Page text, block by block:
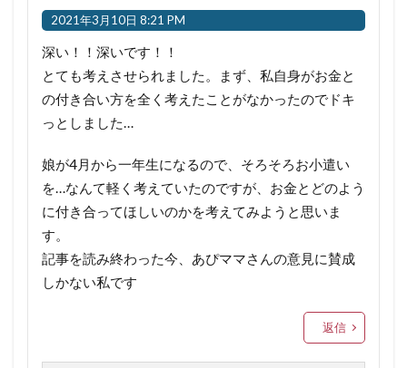
2021年3月10日 8:21 PM
深い！！深いです！！
とても考えさせられました。まず、私自身がお金と
の付き合い方を全く考えたことがなかったのでドキ
っとしました…
娘が4月から一年生になるので、そろそろお小遣い
を…なんて軽く考えていたのですが、お金とどのよう
に付き合ってほしいのかを考えてみようと思いま
す。
記事を読み終わった今、あぴママさんの意見に賛成
しかない私です
返信